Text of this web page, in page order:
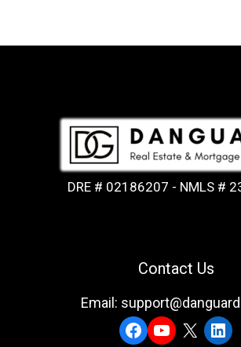
DRE # 02186207 - NMLS #
Contact Us
Email:
Facebook
YouTube
X